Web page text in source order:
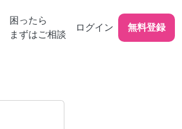
困ったら
まずはご相談
ログイン 無料登録